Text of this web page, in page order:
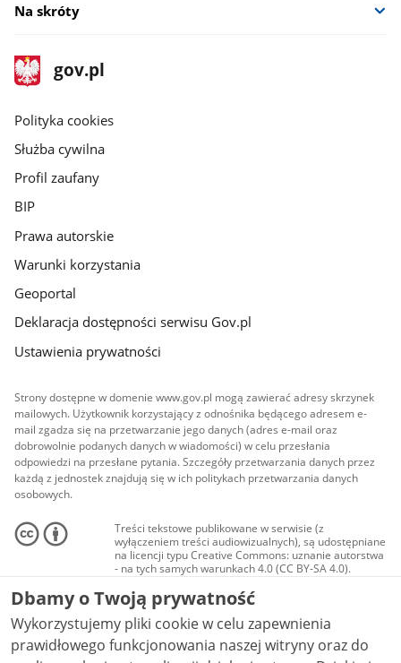
Na skróty
stopka
gov.pl
Strona
gov.pl
gov.pl
Polityka cookies
Służba cywilna
Profil zaufany
BIP
Prawa autorskie
Warunki korzystania
Geoportal
Deklaracja dostępności serwisu Gov.pl
Ustawienia prywatności
Strony dostępne w domenie www.gov.pl mogą zawierać adresy skrzynek
mailowych. Użytkownik korzystający z odnośnika będącego adresem e-
mail zgadza się na przetwarzanie jego danych (adres e-mail oraz
dobrowolnie podanych danych w wiadomości) w celu przesłania
odpowiedzi na przesłane pytania. Szczegóły przetwarzania danych przez
każdą z jednostek znajdują się w ich politykach przetwarzania danych
osobowych.
Treści tekstowe publikowane w serwisie (z
wyłączeniem treści audiowizualnych), są udostępniane
na licencji typu Creative Commons: uznanie autorstwa
- na tych samych warunkach 4.0 (CC BY-SA 4.0).
Materiały audiowizualne, w tym zdjęcia, materiały
audio i wideo, są udostępniane na licencji typu
Creative Commons: uznanie autorstwa użycie
niekomercyjne - bez utworów zależnych 4.0 (CC BY-
NC-ND 4.0), o ile nie jest to stwierdzone inaczej.
Dbamy o Twoją prywatność
Wykorzystujemy pliki cookie w celu zapewnienia
prawidłowego funkcjonowania naszej witryny oraz do